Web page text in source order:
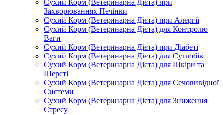
Сухий Корм (Ветеринарна Дієта) при
Захворюваннях Печінки
Сухий Корм (Ветеринарна Дієта) при Алергії
Сухий Корм (Ветеринарна Дієта) для Контролю
Ваги
Сухий Корм (Ветеринарна Дієта) при Діабеті
Сухий Корм (Ветеринарна Дієта) для Суглобів
Сухий Корм (Ветеринарна Дієта) для Шкіри та
Шерсті
Сухий Корм (Ветеринарна Дієта) для Сечовивідної
Системи
Сухий Корм (Ветеринарна Дієта) для Зниження
Стресу